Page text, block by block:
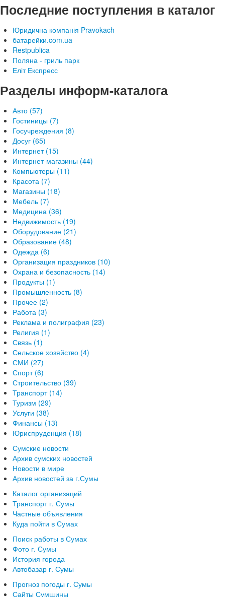
Последние поступления в каталог
Юридична компанія Pravokach
батарейки.com.ua
Restpublica
Поляна - гриль парк
Еліт Експресс
Разделы информ-каталога
Авто (57)
Гостиницы (7)
Госучреждения (8)
Досуг (65)
Интернет (15)
Интернет-магазины (44)
Компьютеры (11)
Красота (7)
Магазины (18)
Мебель (7)
Медицина (36)
Недвижимость (19)
Оборудование (21)
Образование (48)
Одежда (6)
Организация праздников (10)
Охрана и безопасность (14)
Продукты (1)
Промышленность (8)
Прочее (2)
Работа (3)
Реклама и полиграфия (23)
Религия (1)
Связь (1)
Сельское хозяйство (4)
СМИ (27)
Спорт (6)
Строительство (39)
Транспорт (14)
Туризм (29)
Услуги (38)
Финансы (13)
Юриспруденция (18)
Сумские новости
Архив сумских новостей
Новости в мире
Архив новостей за г.Сумы
Каталог организаций
Транспорт г. Сумы
Частные объявления
Куда пойти в Сумах
Поиск работы в Сумах
Фото г. Сумы
История города
Автобазар г. Сумы
Прогноз погоды г. Сумы
Сайты Сумщины